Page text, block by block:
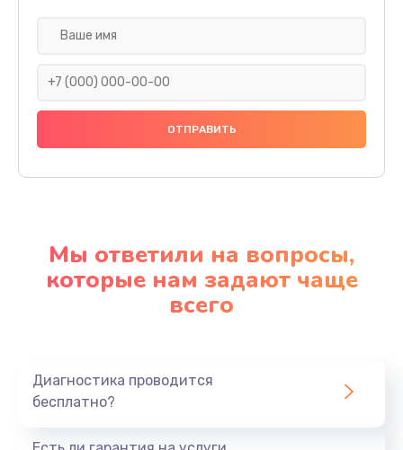
Мы ответили на вопросы,
которые нам задают чаще
всего
Диагностика проводится
бесплатно?